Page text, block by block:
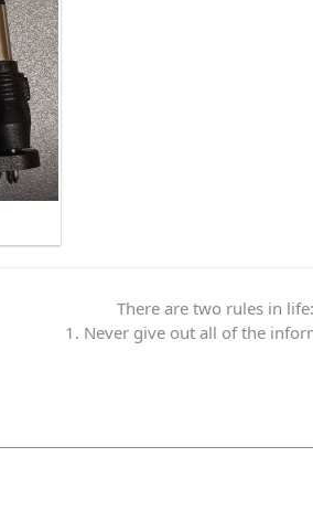
There are two rules in life:
1. Never give out all of the